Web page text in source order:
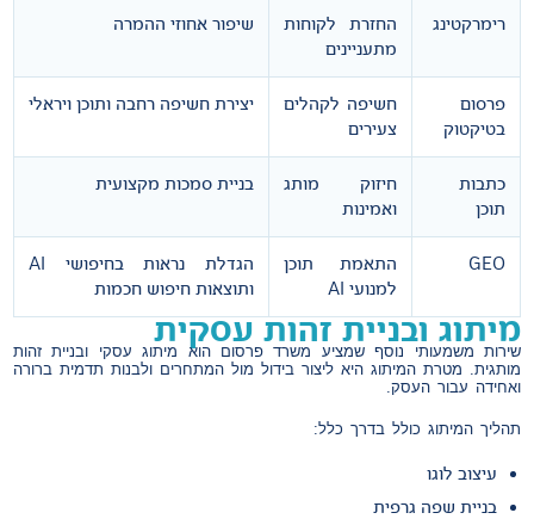
רימרקטינג
החזרת לקוחות
מתעניינים
שיפור אחוזי ההמרה
פרסום
בטיקטוק
חשיפה לקהלים
צעירים
יצירת חשיפה רחבה ותוכן ויראלי
כתבות
תוכן
חיזוק מותג
ואמינות
בניית סמכות מקצועית
GEO
התאמת תוכן
למנועי AI
הגדלת נראות בחיפושי AI
ותוצאות חיפוש חכמות
מיתוג ובניית זהות עסקית
שירות משמעותי נוסף שמציע משרד פרסום הוא מיתוג עסקי ובניית זהות
מותגית. מטרת המיתוג היא ליצור בידול מול המתחרים ולבנות תדמית ברורה
ואחידה עבור העסק.
תהליך המיתוג כולל בדרך כלל:
עיצוב לוגו
בניית שפה גרפית